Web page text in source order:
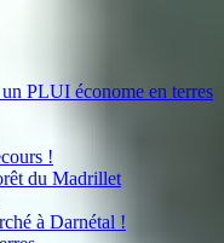
PLUI économe en terres
!
du Madrillet
à Darnétal !